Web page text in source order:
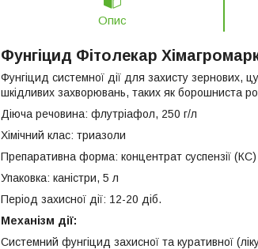
Опис
Фунгіцид Фітолекар
Фунгіцид системної дії для захисту зернових,
шкідливих захворювань, таких як борошниста
Діюча речовина: флутріафол, 250 г/л
Хімічний клас: триазоли
Препаративна форма: концентрат суспензії (КС)
Упаковка: каністри, 5 л
Період захисної дії: 12-20 діб.
Механізм дії:
Системний фунгіцид захисної та куративної